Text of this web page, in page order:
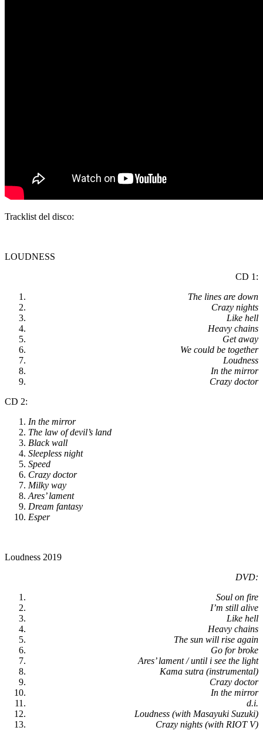
Tracklist del disco:
LOUDNESS
CD 1:
The lines are down
Crazy nights
Like hell
Heavy chains
Get away
We could be together
Loudness
In the mirror
Crazy doctor
CD 2:
In the mirror
The law of devil’s land
Black wall
Sleepless night
Speed
Crazy doctor
Milky way
Ares’ lament
Dream fantasy
Esper
Loudness 2019
DVD:
Soul on fire
I’m still alive
Like hell
Heavy chains
The sun will rise again
Go for broke
Ares’ lament / until i see the light
Kama sutra (instrumental)
Crazy doctor
In the mirror
d.i.
Loudness (with Masayuki Suzuki)
Crazy nights (with RIOT V)